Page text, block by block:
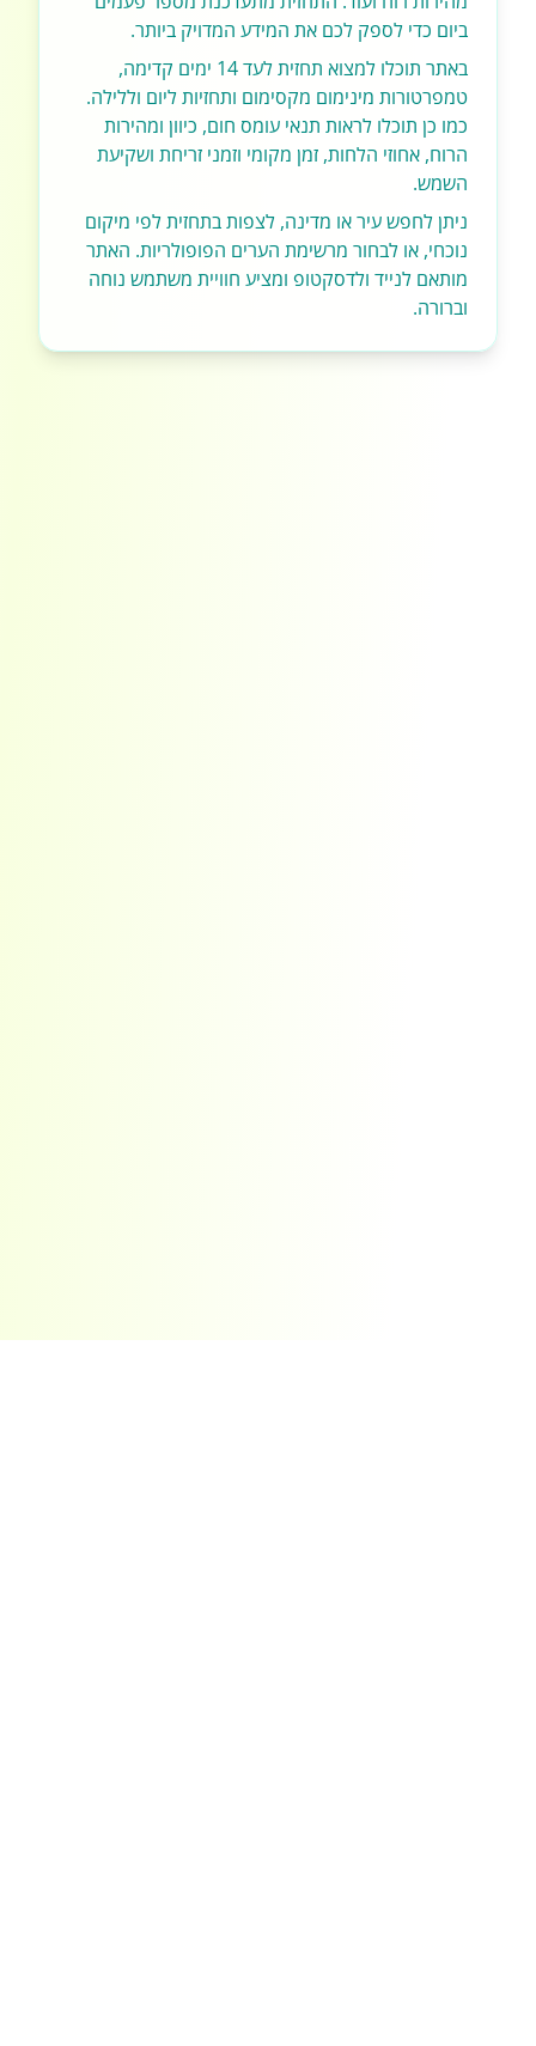
ביום כדי לספק לכם את המידע המדויק ביותר.
באתר תוכלו למצוא תחזית לעד 14 ימים קדימה,
טמפרטורות מינימום מקסימום ותחזיות ליום וללילה.
כמו כן תוכלו לראות תנאי עומס חום, כיוון ומהירות
הרוח, אחוזי הלחות, זמן מקומי וזמני זריחת ושקיעת
השמש.
ניתן לחפש עיר או מדינה, לצפות בתחזית לפי מיקום
נוכחי, או לבחור מרשימת הערים הפופולריות. האתר
מותאם לנייד ולדסקטופ ומציע חוויית משתמש נוחה
וברורה.